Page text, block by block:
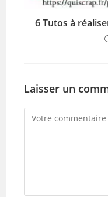
6 Tutos à
Laisser un
Comment